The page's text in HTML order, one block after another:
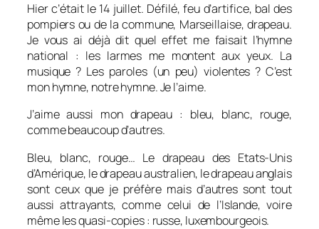
Hier c’était le 14 juillet. Défilé, feu d’artifice, bal des
pompiers ou de la commune, Marseillaise, drapeau.
Je vous ai déjà dit quel effet me faisait l’hymne
national : les larmes me montent aux yeux. La
musique ? Les paroles (un peu) violentes ? C’est
mon hymne, notre hymne. Je l’aime.
J’aime aussi mon drapeau : bleu, blanc, rouge,
comme beaucoup d’autres.
Bleu, blanc, rouge… Le drapeau des Etats-Unis
d’Amérique, le drapeau australien, le drapeau anglais
sont ceux que je préfère mais d’autres sont tout
aussi attrayants, comme celui de l’Islande, voire
même les quasi-copies : russe, luxembourgeois.